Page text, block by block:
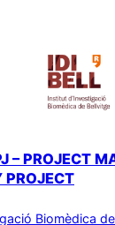
– PROJECT
Biomèdica